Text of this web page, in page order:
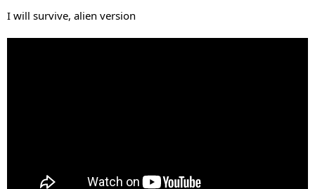
I will survive, alien version